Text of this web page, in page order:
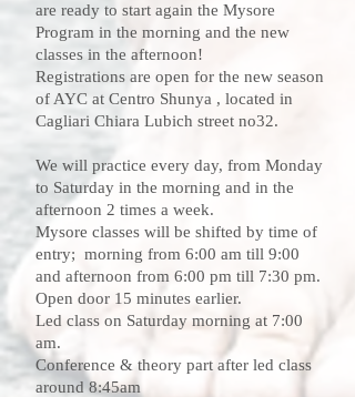
are ready to start again the Mysore
Program in the morning and the new
classes in the afternoon!
Registrations are open for the new season
of AYC at Centro Shunya , located in
Cagliari Chiara Lubich street no32.
We will practice every day, from Monday
to Saturday in the morning and in the
afternoon 2 times a week.
Mysore classes will be shifted by time of
entry; morning from 6:00 am till 9:00
and afternoon from 6:00 pm till 7:30 pm.
Open door 15 minutes earlier.
Led class on Saturday morning at 7:00
am.
Conference & theory part after led class
around 8:45am